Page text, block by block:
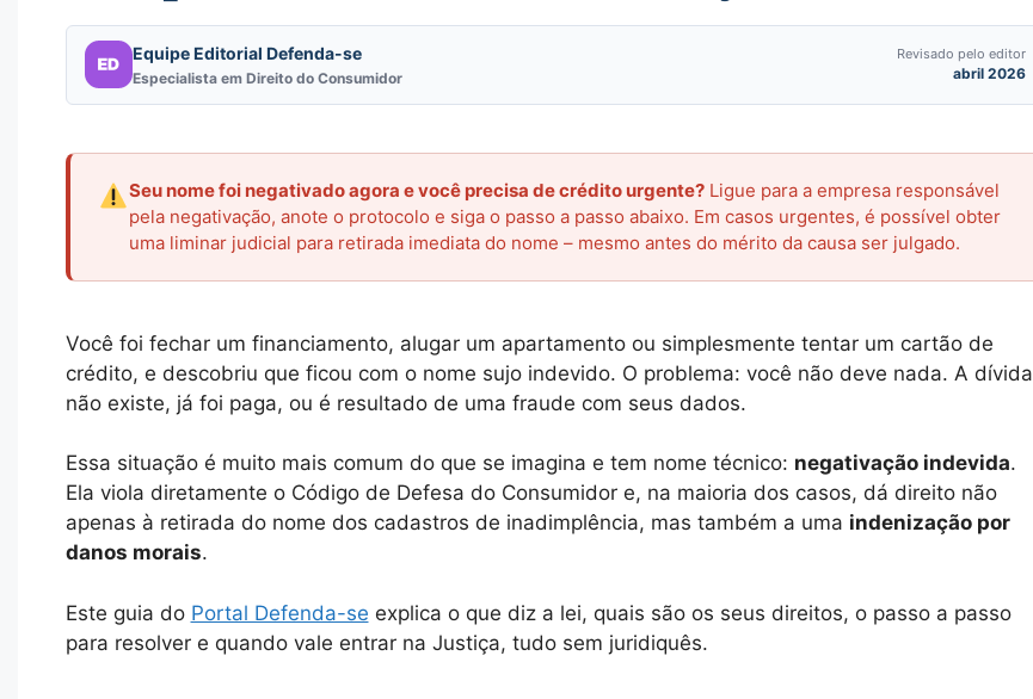
Equipe Editorial Defenda-se
Especialista em Direito do Consumidor
Revisado pelo editor
abril 2026
Seu nome foi negativado agora e você precisa de crédito urgente?Ligue para a empresa responsável
pela negativação, anote o protocolo e siga o passo a passo abaixo. Em casos urgentes, é possível obter
uma liminar judicial para retirada imediata do nome – mesmo antes do mérito da causa ser julgado.
Você foi fechar um financiamento, alugar um apartamento ou simplesmente tentar um cartão de
crédito, e descobriu que ficou com o nome sujo indevido. O problema: você não deve nada. A dívida
não existe, já foi paga, ou é resultado de uma fraude com seus dados.
Essa situação é muito mais comum do que se imagina e tem nome técnico: negativação indevida.
Ela viola diretamente o Código de Defesa do Consumidor e, na maioria dos casos, dá direito não
apenas à retirada do nome dos cadastros de inadimplência, mas também a uma indenização por
danos morais.
Este guia do Portal Defenda-se explica o que diz a lei, quais são os seus direitos, o passo a passo
para resolver e quando vale entrar na Justiça, tudo sem juridiquês.